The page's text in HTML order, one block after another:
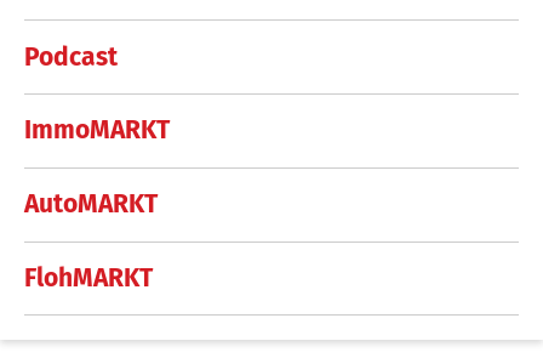
Podcast
ImmoMARKT
AutoMARKT
FlohMARKT